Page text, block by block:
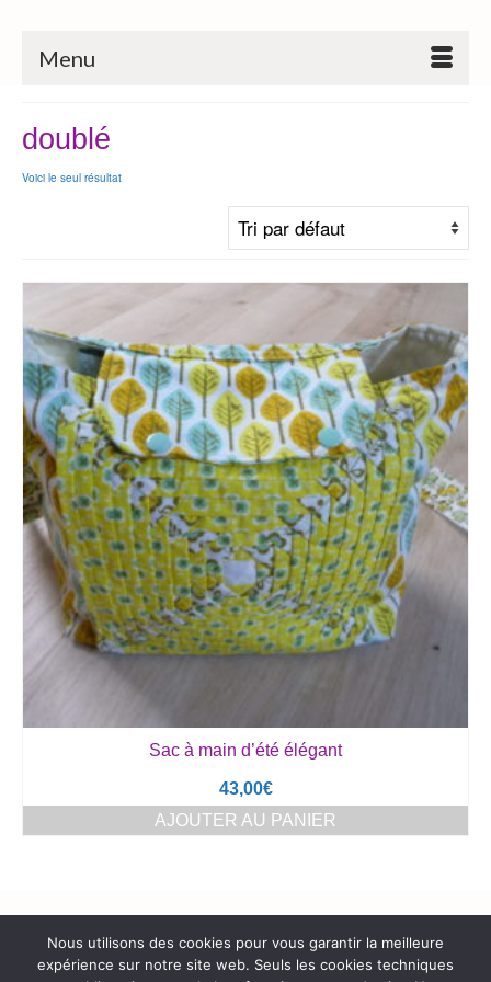
Menu
doublé
Voici le seul résultat
Sac à main d’été élégant
43,00€
AJOUTER AU PANIER
Rechercher :
Nous utilisons des cookies pour vous garantir la meilleure
expérience sur notre site web. Seuls les cookies techniques